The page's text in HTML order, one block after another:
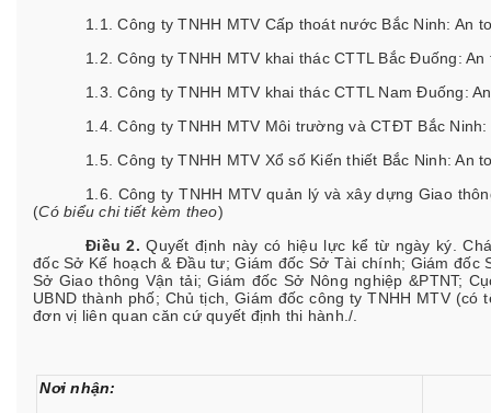
1.1. Công ty TNHH MTV Cấp thoát nước Bắc Ninh: An
1.2. Công ty TNHH MTV khai thác CTTL Bắc Đuống:
1.3. Công ty TNHH MTV khai thác CTTL Nam Đuống:
1.4. Công ty TNHH MTV Môi trường và CTĐT Bắc
1.5. Công ty TNHH MTV Xổ số Kiến thiết Bắc Ninh: An
1.6. Công ty TNHH MTV quản lý và xây dựng Giao
(Có biểu chi tiết kèm theo)
Điều 2. Quyết định này có hiệu lực kể từ ngày ký.
đốc Sở Kế hoạch & Đầu tư; Giám đốc Sở Tài chính; Giám đốc
Sở Giao thông Vận tải; Giám đốc Sở Nông nghiệp &PTNT;
UBND thành phố; Chủ tịch, Giám đốc công ty TNHH MTV
đơn vị liên quan căn cứ quyết định thi hành./.
Nơi nhận: